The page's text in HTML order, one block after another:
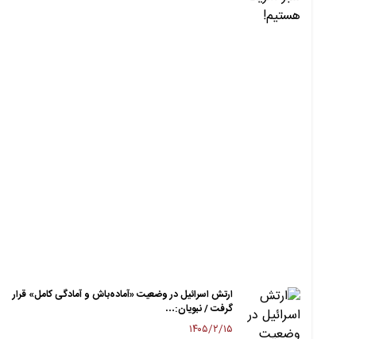
ارتش اسرائیل در وضعیت «آماده‌باش و آمادگی کامل» قرار
گرفت / نبویان:…
۱۴۰۵/۲/۱۵